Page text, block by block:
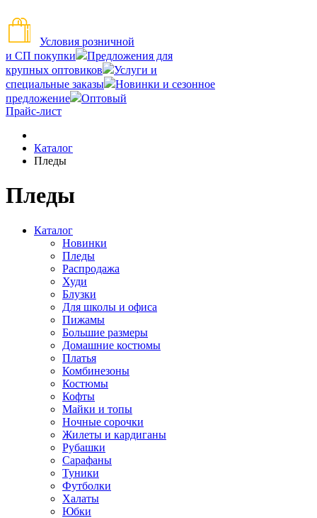
Условия розничной
и СП покупки
Предложения для
крупных оптовиков
Услуги и
специальные заказы
Новинки и сезонное
предложение
Оптовый
Прайс-лист
Каталог
Пледы
Пледы
Каталог
Новинки
Пледы
Распродажа
Худи
Блузки
Для школы и офиса
Пижамы
Большие размеры
Домашние костюмы
Платья
Комбинезоны
Костюмы
Кофты
Майки и топы
Ночные сорочки
Жилеты и кардиганы
Рубашки
Сарафаны
Туники
Футболки
Халаты
Юбки